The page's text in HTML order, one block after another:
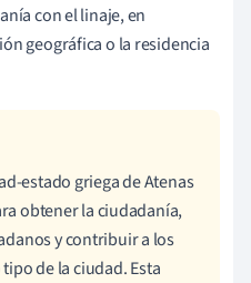
con el linaje, en
geográfica o la residencia
estado griega de Atenas
obtener la ciudadanía,
y contribuir a los
de la ciudad. Esta